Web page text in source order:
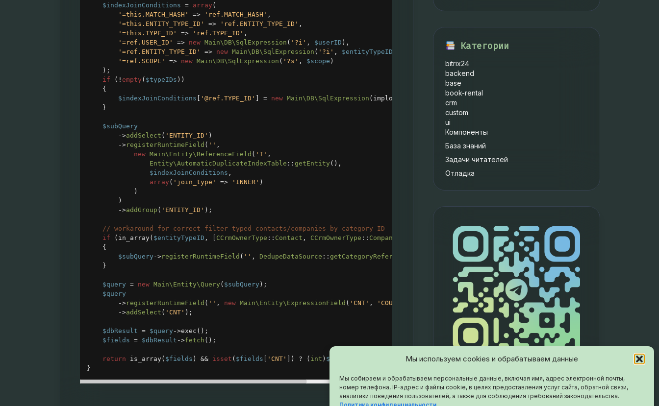
Мы используем cookies и обрабатываем данные
Мы собираем и обрабатываем персональные данные, включая имя, адрес электронной почты,
номер телефона, IP-адрес и файлы cookie, в целях предоставления услуг сайта, обратной связи,
аналитики поведения пользователей, а также для соблюдения требований законодательства.
$indexJoinConditions = array (
'=this.MATCH_HASH'
=> 'ref.MATCH_HASH' ,
'=this.ENTITY_TYPE_ID'
=> 'ref.ENTITY_TYPE_ID' ,
'=this.TYPE_ID'
=> 'ref.TYPE_ID' ,
'=ref.USER_ID'
=> new Main\DB\SqlExpression ( '?i' , $userID ),
'=ref.ENTITY_TYPE_ID'
=> new Main\DB\SqlExpression ( '?i' , $entityTypeID
'=ref.SCOPE'
=> new Main\DB\SqlExpression ( '?s' , $scope )
);
if ( ! empty ( $typeIDs ))
{
$indexJoinConditions
'@ref.TYPE_ID' = new Main\DB\SqlExpression ( implode
}
$subQuery
->addSelect ( 'ENTITY_ID' )
->registerRuntimeField ( '' ,
new Main\Entity\ReferenceField ( 'I' ,
Entity\AutomaticDuplicateIndexTable :: getEntity (),
$indexJoinConditions ,
array ( 'join_type' => 'INNER' )
)
)
->addGroup ( 'ENTITY_ID' );
// workaround for correct filter typed contacts/companies by category ID
if ( in_array( $entityTypeID , [ CCrmOwnerType :: Contact , CCrmOwnerType :: Company
{
$subQuery ->registerRuntimeField ( '' , DedupeDataSource :: getCategoryReferenceField $entityTypeID ,
));
}
$query = new Main\Entity\Query ( $subQuery );
$query
->registerRuntimeField ( '' , new Main\Entity\ExpressionField ( 'CNT' , 'COUNT(*)'
->addSelect ( 'CNT' );
$dbResult = $query ->exec ();
$fields = $dbResult ->fetch ();
return is_array( $fields ) && isset ( $fields 'CNT' ]) ? ( int ) $fields
}
Категории
bitrix24
backend
base
book-rental
crm
custom
ui
Компоненты
База знаний
Задачи читателей
Отладка